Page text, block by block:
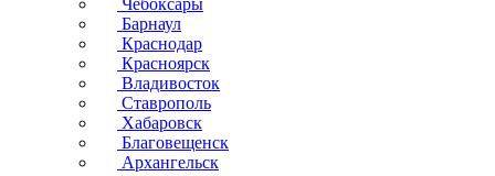
Чебоксары
Барнаул
Краснодар
Красноярск
Владивосток
Ставрополь
Хабаровск
Благовещенск
Архангельск